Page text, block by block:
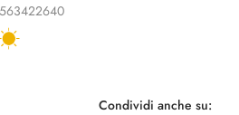
Condividi anche su: